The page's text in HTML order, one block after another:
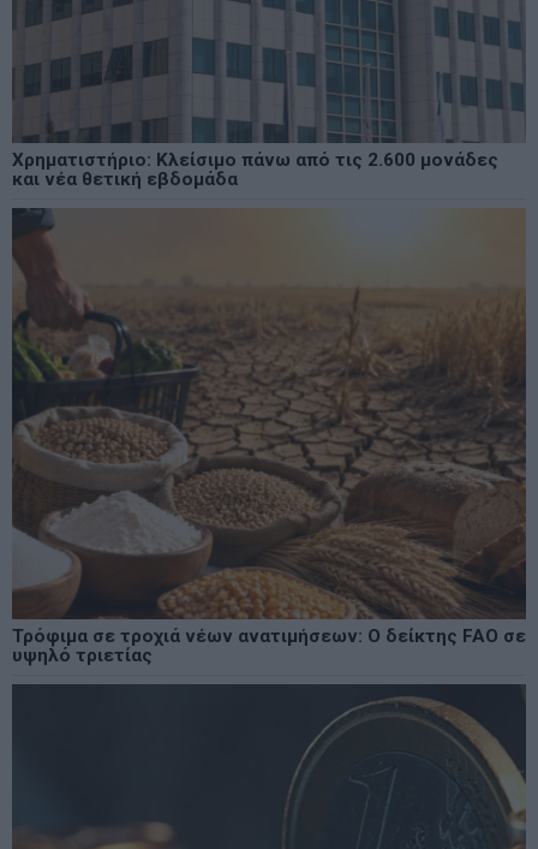
Χρηματιστήριο: Κλείσιμο πάνω από τις 2.600 μονάδες
και νέα θετική εβδομάδα
Τρόφιμα σε τροχιά νέων ανατιμήσεων: Ο δείκτης FAO σε
υψηλό τριετίας